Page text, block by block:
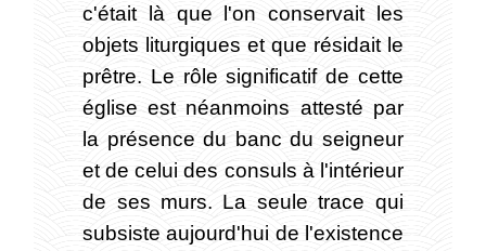
c'était là que l'on conservait les
objets liturgiques et que résidait le
prêtre. Le rôle significatif de cette
église est néanmoins attesté par
la présence du banc du seigneur
et de celui des consuls à l'intérieur
de ses murs. La seule trace qui
subsiste aujourd'hui de l'existence